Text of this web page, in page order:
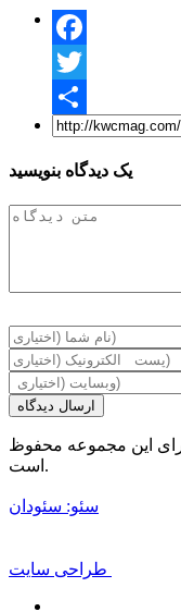
Facebook
Twitter
Share
یک دیدگاه بنویسید
ارسال دیدگاه
این مجموعه محفوظ
است.
سئو: سئودان